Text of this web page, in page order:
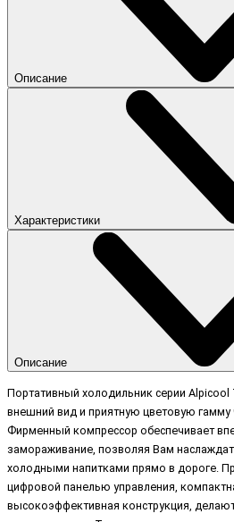
Описание
Характеристики
Описание
Портативный холодильник серии Alpicool
внешний вид и приятную цветовую гамму
Фирменный компрессор обеспечивает
замораживание, позволяя Вам
холодными напитками прямо в дороге.
цифровой панелью управления,
высокоэффективная конструкция,